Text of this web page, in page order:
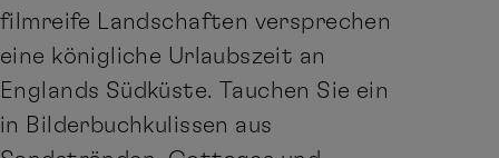
filmreife Landschaften versprechen
eine königliche Urlaubszeit an
Englands Südküste. Tauchen Sie ein
in Bilderbuchkulissen aus